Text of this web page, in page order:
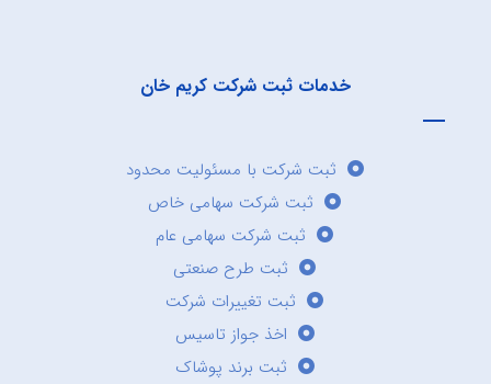
خدمات ثبت شرکت کریم خان
ثبت شرکت با مسئولیت محدود
ثبت شرکت سهامی خاص
ثبت شرکت سهامی عام
ثبت طرح صنعتی
ثبت تغییرات شرکت
اخذ جواز تاسیس
ثبت برند پوشاک